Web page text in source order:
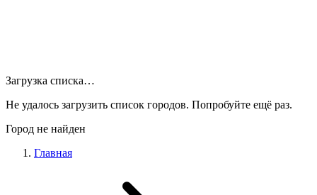
Загрузка списка…
Не удалось загрузить список городов. Попробуйте ещё раз.
Город не найден
Главная